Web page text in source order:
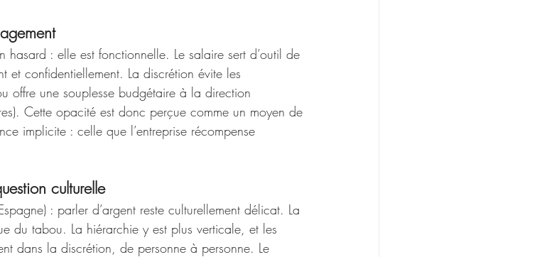
hasard : elle est fonctionnelle. Le salaire sert d’outil de
et confidentiellement. La discrétion évite les
offre une souplesse budgétaire à la direction
Cette opacité est donc perçue comme un moyen de
implicite : celle que l’entreprise récompense
culturelle
: parler d’argent reste culturellement délicat. La
du tabou. La hiérarchie y est plus verticale, et les
dans la discrétion, de personne à personne. Le